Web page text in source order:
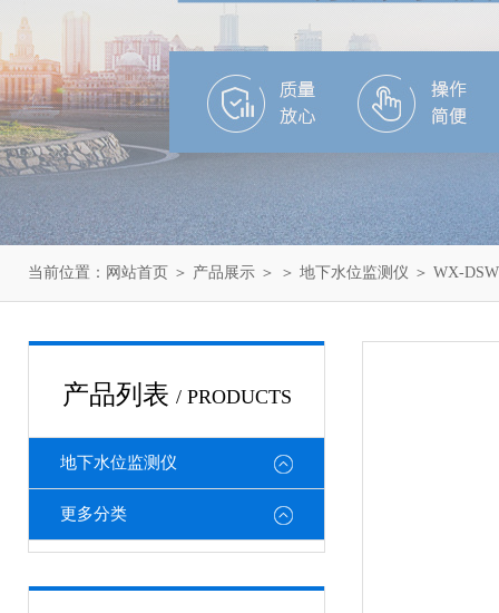
当前位置： 网站首页 ＞ 产品展示 ＞ ＞ 地下水位监测仪 ＞ WX-
产品列表 / PRODUCTS
地下水位监测仪
更多分类